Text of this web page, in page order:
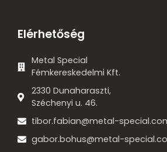
Elérhetőség
Metal Special
Fémkereskedelmi Kft.
2330 Dunaharaszti,
Széchenyi u. 46.
tibor.fabian@metal-
gabor.bohus@metal-